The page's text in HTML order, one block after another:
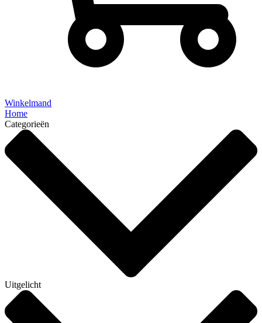
Winkelmand
Home
Categorieën
Uitgelicht